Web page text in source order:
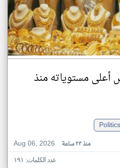
أعلى مستوياته منذ
Politics
Aug 06, 2026
منذ ٢٣ ساعة
عدد الكلمات: ١٩١